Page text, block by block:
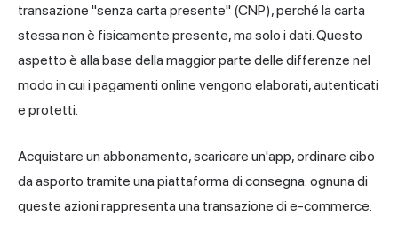
transazione "senza carta presente" (CNP), perché la carta
stessa non è fisicamente presente, ma solo i dati. Questo
aspetto è alla base della maggior parte delle differenze nel
modo in cui i pagamenti online vengono elaborati, autenticati
e protetti.
Acquistare un abbonamento, scaricare un'app, ordinare cibo
da asporto tramite una piattaforma di consegna: ognuna di
queste azioni rappresenta una transazione di e-commerce.